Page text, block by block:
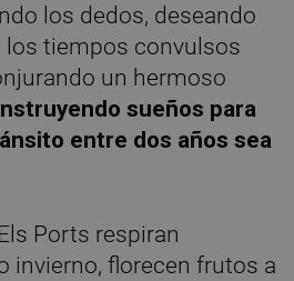
los dedos, deseando
los tiempos convulsos
un hermoso
sueños para
entre dos años sea
Ports respiran
invierno, florecen frutos a